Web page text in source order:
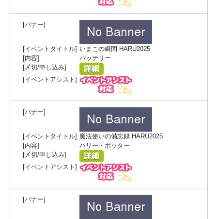
いまこの瞬間 HARU2025
バッテリー
魔法使いの備忘録 HARU2025
ハリー・ポッター